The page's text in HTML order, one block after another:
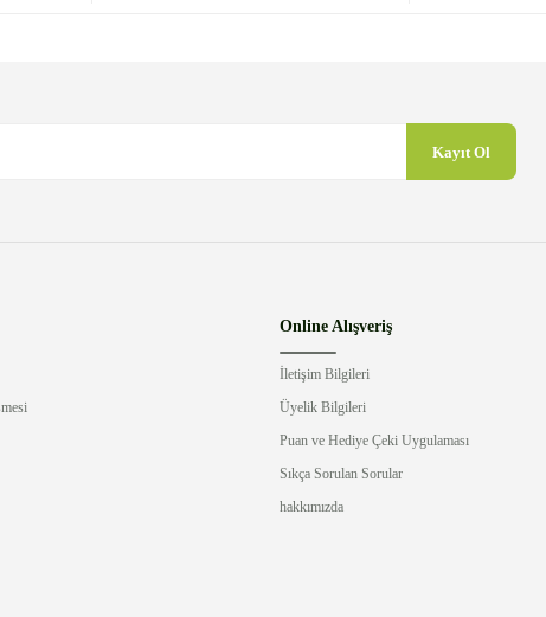
Kayıt Ol
Online Alışveriş
İletişim Bilgileri
Üyelik Bilgileri
Puan ve Hediye Çeki Uygulaması
Sıkça Sorulan Sorular
hakkımızda